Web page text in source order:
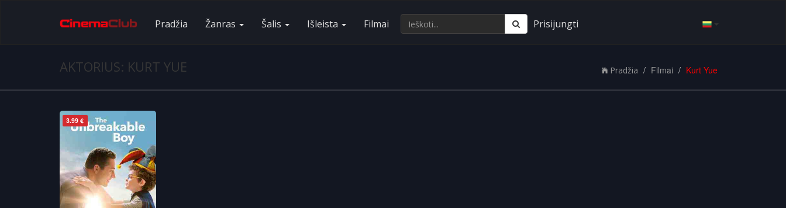
Pradžia Žanras Šalis Išleista Filmai Prisijungti
AKTORIUS: KURT YUE Pradžia Filmai Kurt Yue
3.99 €